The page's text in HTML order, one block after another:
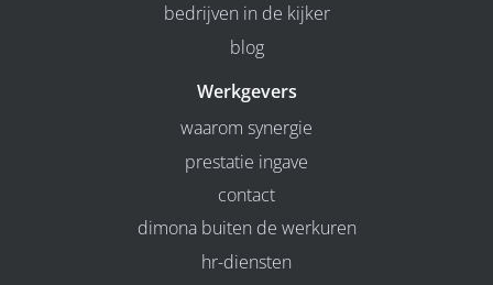
bedrijven in de kijker
blog
Werkgevers
waarom synergie
prestatie ingave
contact
dimona buiten de werkuren
hr-diensten